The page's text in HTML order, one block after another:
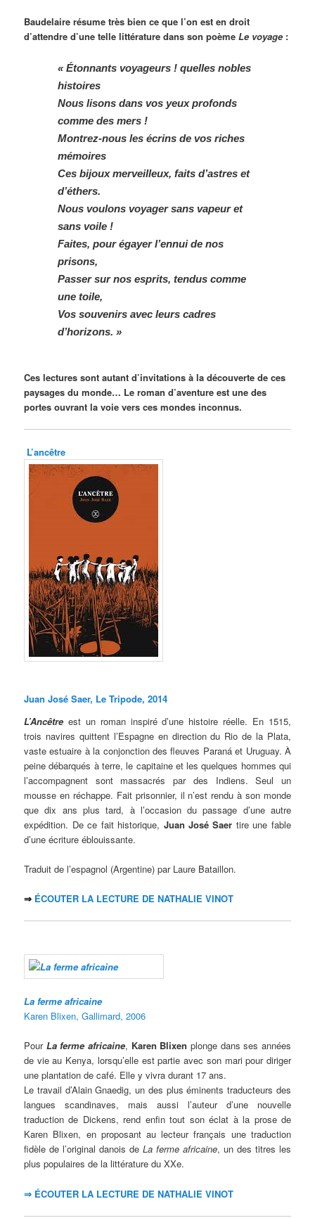
Baudelaire résume très bien ce que l’on est en droit
d’attendre d’une telle littérature dans son poèmeLe voyage :
« Étonnants voyageurs ! quelles nobles
histoires
Nous lisons dans vos yeux profonds
comme des mers !
Montrez-nous les écrins de vos riches
mémoires
Ces bijoux merveilleux, faits d’astres et
d’éthers.
Nous voulons voyager sans vapeur et
sans voile !
Faites, pour égayer l’ennui de nos
prisons,
Passer sur nos esprits, tendus comme
une toile,
Vos souvenirs avec leurs cadres
d’horizons. »
Ces lectures sont autant d’invitations à la découverte de ces
paysages du monde… Le roman d’aventure est une des
portes ouvrant la voie vers ces mondes inconnus.
L’ancêtre
Juan José Saer, Le Tripode, 2014
L’Ancêtre est un roman inspiré d’une histoire réelle. En 1515,
trois navires quittent l’Espagne en direction du Rio de la Plata,
vaste estuaire à la conjonction des fleuves Paraná et Uruguay. À
peine débarqués à terre, le capitaine et les quelques hommes qui
l’accompagnent sont massacrés par des Indiens. Seul un
mousse en réchappe. Fait prisonnier, il n’est rendu à son monde
que dix ans plus tard, à l’occasion du passage d’une autre
expédition. De ce fait historique, Juan José Saer tire une fable
d’une écriture éblouissante.
Traduit de l’espagnol (Argentine) par Laure Bataillon.
⇒ ÉCOUTER LA LECTURE DE NATHALIE VINOT
La ferme africaine
Karen Blixen, Gallimard, 2006
Pour La ferme africaine, Karen Blixen plonge dans ses années
de vie au Kenya, lorsqu’elle est partie avec son mari pour diriger
une plantation de café. Elle y vivra durant 17 ans.
Le travail d’Alain Gnaedig, un des plus éminents traducteurs des
langues scandinaves, mais aussi l’auteur d’une nouvelle
traduction de Dickens, rend enfin tout son éclat à la prose de
Karen Blixen, en proposant au lecteur français une traduction
fidèle de l’original danois deLa ferme africaine, un des titres les
plus populaires de la littérature du XXe.
⇒ ÉCOUTER LA LECTURE DE NATHALIE VINOT